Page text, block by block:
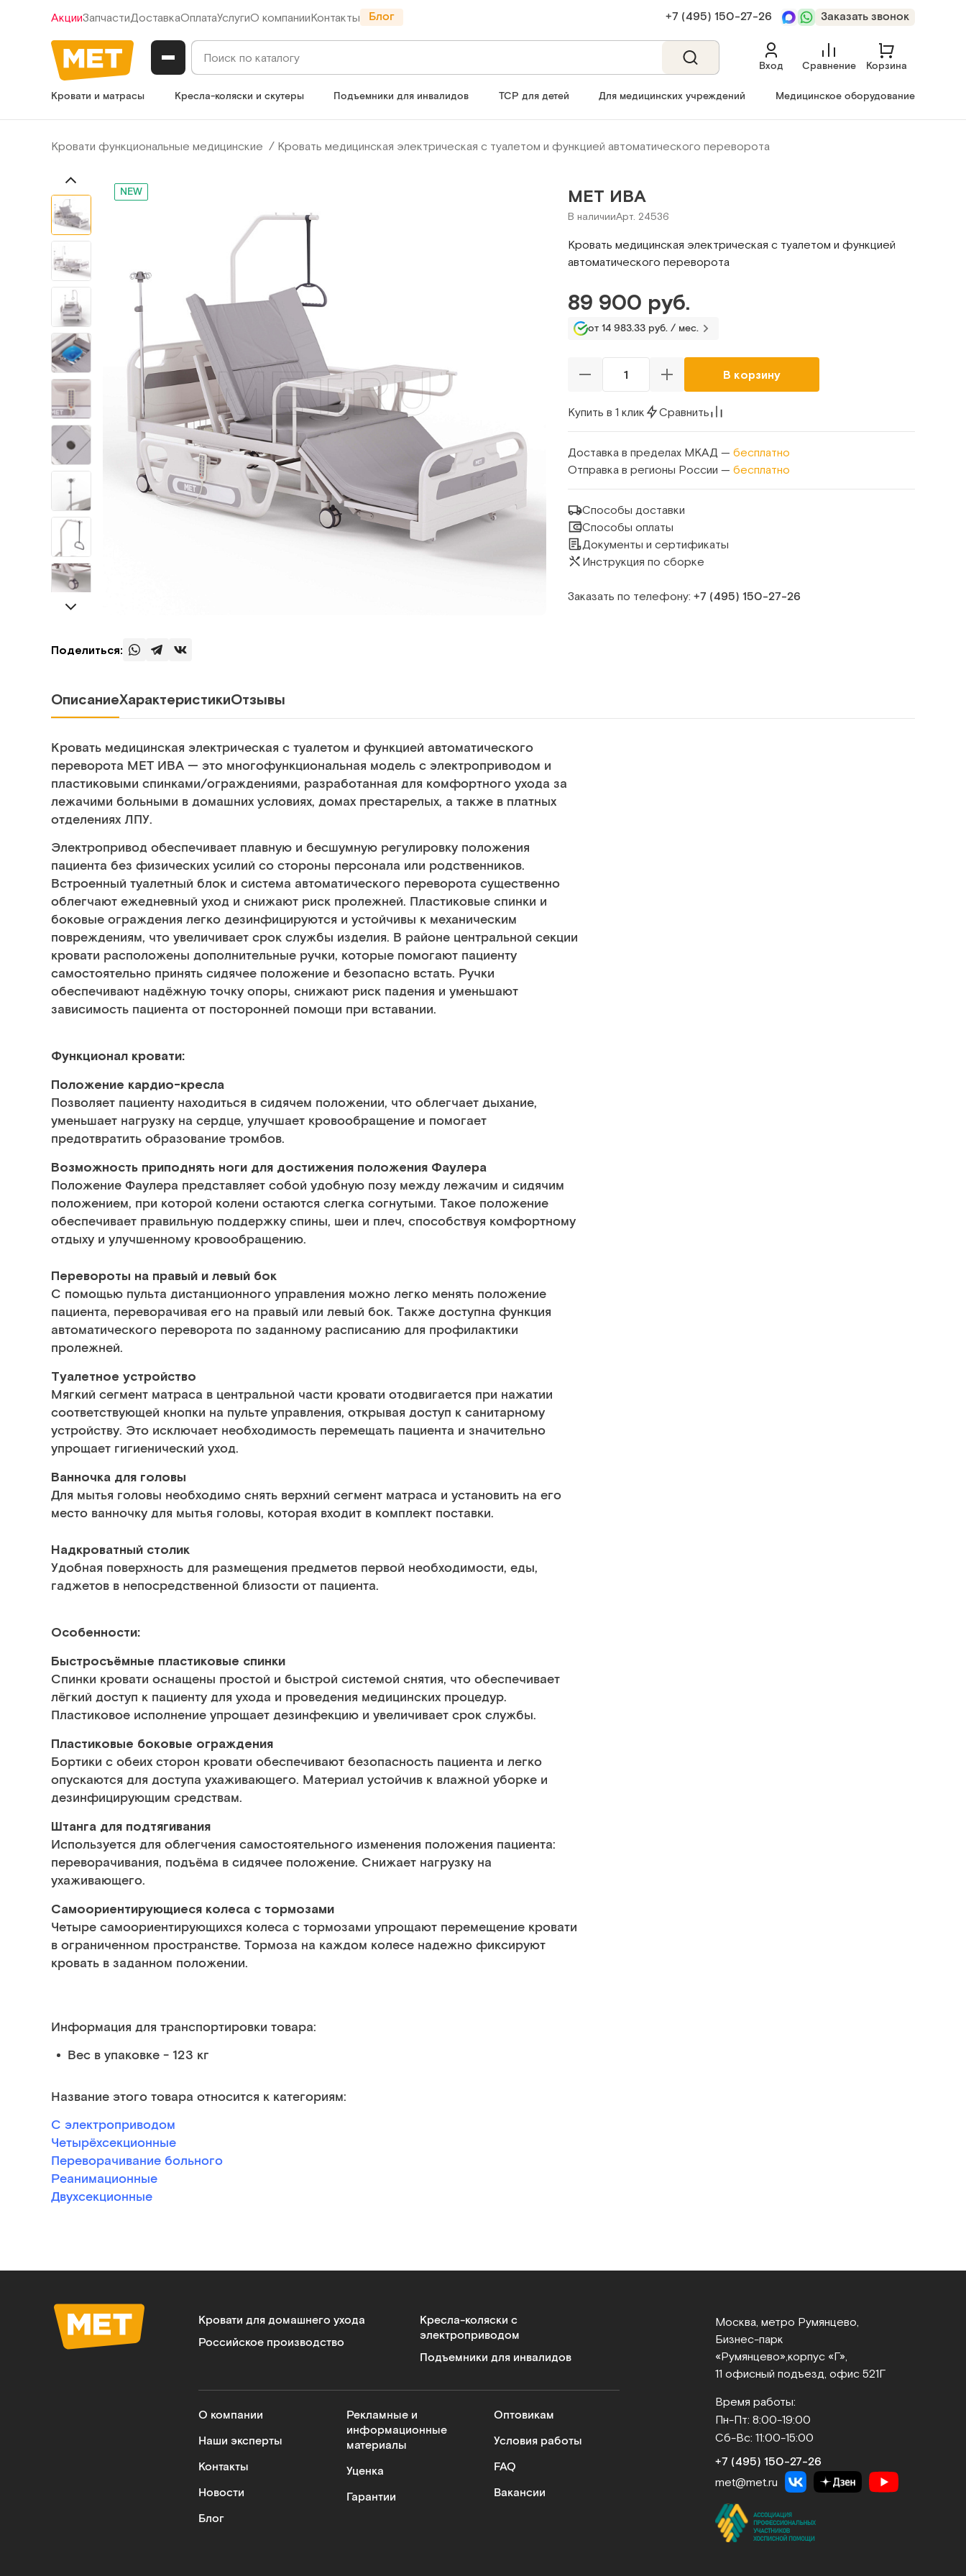
АкцииЗапчастиДоставкаОплатаУслугиО компанииКонтакты Блог +7 (495) 150‑27‑26 Заказать звонок
Вход Сравнение Корзина
Кровати и матрасы Кресла-коляски и скутеры Подъемники для инвалидов ТСР для детей Для медицинских учреждений Медицинское оборудование
Кровати функциональные медицинские Кровать медицинская электрическая с туалетом и функцией автоматического переворота
NEW
Поделиться:
МЕТ ИВА
В наличииАрт. 24536
Кровать медицинская электрическая с туалетом и функцией
автоматического переворота
89 900 руб.
от 14 983.33 руб. / мес.
В корзину
Купить в 1 клик Сравнить
Доставка в пределах МКАД — бесплатно
Отправка в регионы России — бесплатно
Способы доставки
Способы оплаты
Документы и сертификаты
Инструкция по сборке
Заказать по телефону: +7 (495) 150‑27‑26
ОписаниеХарактеристикиОтзывы
Кровать медицинская электрическая с туалетом и функцией автоматического
переворота МЕТ ИВА — это многофункциональная модель с электроприводом и
пластиковыми спинками/ограждениями, разработанная для комфортного ухода за
лежачими больными в домашних условиях, домах престарелых, а также в платных
отделениях ЛПУ.
Электропривод обеспечивает плавную и бесшумную регулировку положения
пациента без физических усилий со стороны персонала или родственников.
Встроенный туалетный блок и система автоматического переворота существенно
облегчают ежедневный уход и снижают риск пролежней. Пластиковые спинки и
боковые ограждения легко дезинфицируются и устойчивы к механическим
повреждениям, что увеличивает срок службы изделия. В районе центральной секции
кровати расположены дополнительные ручки, которые помогают пациенту
самостоятельно принять сидячее положение и безопасно встать. Ручки
обеспечивают надёжную точку опоры, снижают риск падения и уменьшают
зависимость пациента от посторонней помощи при вставании.
Функционал кровати:
Положение кардио-кресла
Позволяет пациенту находиться в сидячем положении, что облегчает дыхание,
уменьшает нагрузку на сердце, улучшает кровообращение и помогает
предотвратить образование тромбов.
Возможность приподнять ноги для достижения положения Фаулера
Положение Фаулера представляет собой удобную позу между лежачим и сидячим
положением, при которой колени остаются слегка согнутыми. Такое положение
обеспечивает правильную поддержку спины, шеи и плеч, способствуя комфортному
отдыху и улучшенному кровообращению.
Перевороты на правый и левый бок
С помощью пульта дистанционного управления можно легко менять положение
пациента, переворачивая его на правый или левый бок. Также доступна функция
автоматического переворота по заданному расписанию для профилактики
пролежней.
Туалетное устройство
Мягкий сегмент матраса в центральной части кровати отодвигается при нажатии
соответствующей кнопки на пульте управления, открывая доступ к санитарному
устройству. Это исключает необходимость перемещать пациента и значительно
упрощает гигиенический уход.
Ванночка для головы
Для мытья головы необходимо снять верхний сегмент матраса и установить на его
место ванночку для мытья головы, которая входит в комплект поставки.
Надкроватный столик
Удобная поверхность для размещения предметов первой необходимости, еды,
гаджетов в непосредственной близости от пациента.
Особенности:
Быстросъёмные пластиковые спинки
Спинки кровати оснащены простой и быстрой системой снятия, что обеспечивает
лёгкий доступ к пациенту для ухода и проведения медицинских процедур.
Пластиковое исполнение упрощает дезинфекцию и увеличивает срок службы.
Пластиковые боковые ограждения
Бортики с обеих сторон кровати обеспечивают безопасность пациента и легко
опускаются для доступа ухаживающего. Материал устойчив к влажной уборке и
дезинфицирующим средствам.
Штанга для подтягивания
Используется для облегчения самостоятельного изменения положения пациента:
переворачивания, подъёма в сидячее положение. Снижает нагрузку на
ухаживающего.
Самоориентирующиеся колеса с тормозами
Четыре самоориентирующихся колеса с тормозами упрощают перемещение кровати
в ограниченном пространстве. Тормоза на каждом колесе надежно фиксируют
кровать в заданном положении.
Информация для транспортировки товара:
Вес в упаковке - 123 кг
Название этого товара относится к категориям:
С электроприводом
Четырёхсекционные
Переворачивание больного
Реанимационные
Двухсекционные
Кровати для домашнего ухода
Российское производство
Кресла-коляски с
электроприводом
Подъемники для инвалидов
О компании
Наши эксперты
Контакты
Новости
Блог
Рекламные и
информационные
материалы
Уценка
Гарантии
Оптовикам
Условия работы
FAQ
Вакансии
Москва, метро Румянцево,
Бизнес‑парк
«Румянцево», корпус «Г»,
11 офисный подъезд, офис 521Г
Время работы:
Пн-Пт: 8:00-19:00
Сб-Вс: 11:00-15:00
+7 (495) 150‑27‑26
met@met.ru